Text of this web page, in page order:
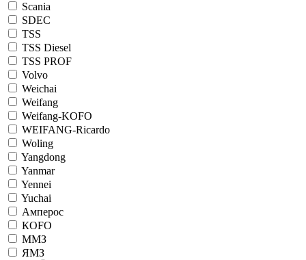
Scania
SDEC
TSS
TSS Diesel
TSS PROF
Volvo
Weichai
Weifang
Weifang-KOFO
WEIFANG-Ricardo
Woling
Yangdong
Yanmar
Yennei
Yuchai
Амперос
КОFO
ММЗ
ЯМЗ